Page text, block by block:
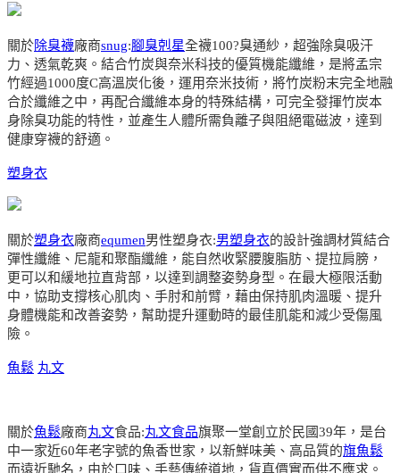
關於除臭襪廠商snug:腳臭剋星全襪100?臭通紗，超強除臭吸汗
力、透氣乾爽。結合竹炭與奈米科技的優質機能纖維，是將孟宗
竹經過1000度C高溫炭化後，運用奈米技術，將竹炭粉末完全地融
合於纖維之中，再配合纖維本身的特殊結構，可完全發揮竹炭本
身除臭功能的特性，並產生人體所需負離子與阻絕電磁波，達到
健康穿襪的舒適。
塑身衣
關於塑身衣廠商equmen男性塑身衣:男塑身衣的設計強調材質結合
彈性纖維、尼龍和聚酯纖維，能自然收緊腰腹脂肪、提拉肩膀，
更可以和緩地拉直背部，以達到調整姿勢身型。在最大極限活動
中，協助支撐核心肌肉、手肘和前臂，藉由保持肌肉溫暖、提升
身體機能和改善姿勢，幫助提升運動時的最佳肌能和減少受傷風
險。
魚鬆 丸文
關於魚鬆廠商丸文食品:丸文食品旗聚一堂創立於民國39年，是台
中一家近60年老字號的魚香世家，以新鮮味美、高品質的旗魚鬆
而遠近馳名，由於口味、手藝傳統道地，貨真價實而供不應求。